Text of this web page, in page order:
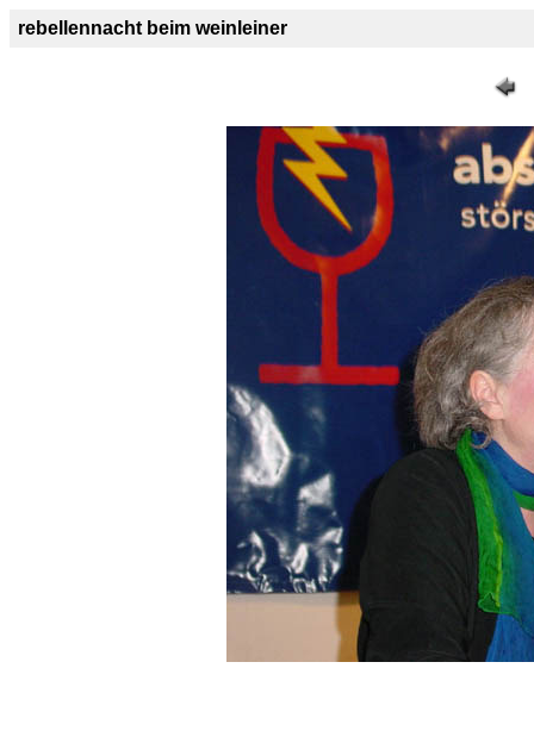
rebellennacht beim weinleiner